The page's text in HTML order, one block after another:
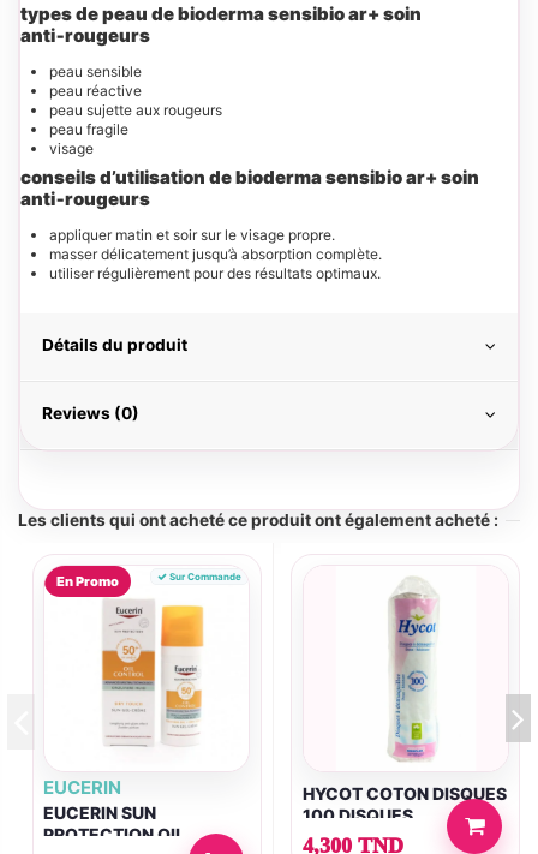
types de peau de bioderma sensibio ar+ soin
anti‑rougeurs
peau sensible
peau réactive
peau sujette aux rougeurs
peau fragile
visage
conseils d’utilisation de bioderma sensibio ar+ soin
anti‑rougeurs
appliquer matin et soir sur le visage propre.
masser délicatement jusqu’à absorption complète.
utiliser régulièrement pour des résultats optimaux.
Détails du produit
Reviews (0)
Les clients qui ont acheté ce produit ont également acheté :
En Promo Sur Commande
EUCERIN
EUCERIN SUN
PROTECTION OIL
HYCOT COTON DISQUES
100 DISQUES
4,300 TND